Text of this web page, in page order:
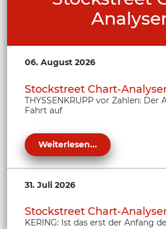
06. August 2026
Stockstreet Chart-
THYSSENKRUPP vor Zahlen:
Fahrt auf
Weiterlesen...
31. Juli 2026
Stockstreet Chart-
KERING: Ist das erst der Anfang